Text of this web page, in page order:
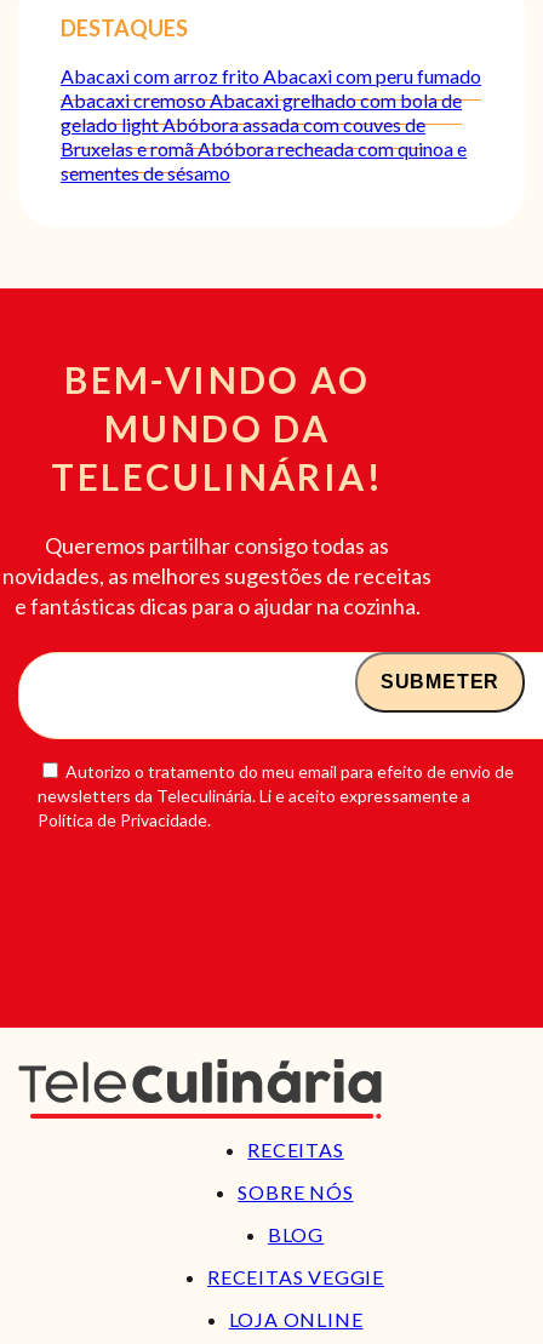
DESTAQUES
Abacaxi com arroz fritoAbacaxi com peru fumado
Abacaxi cremosoAbacaxi grelhado com bola de
gelado lightAbóbora assada com couves de
Bruxelas e romãAbóbora recheada com quinoa e
sementes de sésamo
BEM-VINDO AO
MUNDO DA
TELECULINÁRIA!
Queremos partilhar consigo todas as
novidades, as melhores sugestões de receitas
e fantásticas dicas para o ajudar na cozinha.
Autorizo o tratamento do meu email para efeito de envio de
newsletters da Teleculinária. Li e aceito expressamente a
Política de Privacidade.
RECEITAS
SOBRE NÓS
BLOG
RECEITAS VEGGIE
LOJA ONLINE